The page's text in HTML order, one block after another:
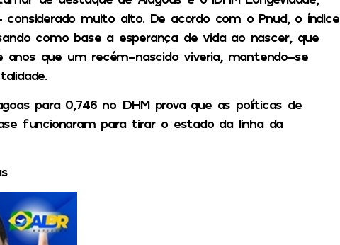
muito alto. De acordo com o Pnud, o índice
como base a esperança de vida ao nascer, que
que um recém-nascido viveria, mantendo-se
para 0,746 no IDHM prova que as políticas de
funcionaram para tirar o estado da linha da